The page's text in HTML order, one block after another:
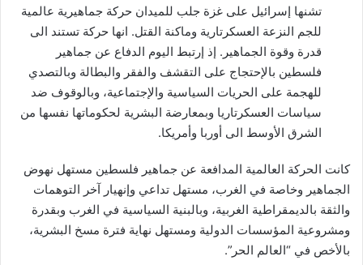
تشنها إسرائيل على غزة جلب للميدان حركة جماهيرية عالمية
للجم النزعة العسكرتارية وماكنة القتل. انها حركة تستند الى
قدرة وقوة الجماهير. إذ إرتبط اليوم الدفاع عن جماهير
فلسطين بالإحتجاج على التقشف والفقر والبطالة وبالتصدي
للهجمة على الحريات السياسية والإجتماعية، وبالوقوف ضد
سياسات العسكرتاريا وبمعارضة البشرية لحكوماتها نفسها من
الشرق الأوسط الى أوربا وأمريكا.
كانت الحركة العالمية المدافعة عن جماهير فلسطين مستهل نهوض
الجماهير وخاصة في الغرب، مستهل تداعي وإنهيار آخر التوهمات
والثقة بالديمقراطية الغربية، وبالبنية السياسية في الغرب وبقدرة
ومشروعية المؤسسات الدولية ومستهل نهاية فترة مسخ البشرية،
بالأخص في “العالم الحر”.